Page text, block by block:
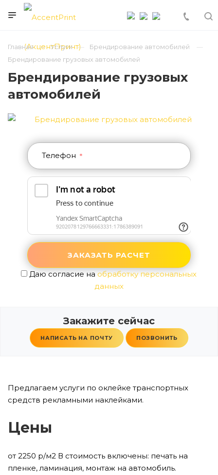
Главная Услуги
Брендирование автомобилей
Брендирование грузовых автомобилей
Брендирование грузовых
автомобилей
Телефон *
Даю согласие на обработку персональных
данных
Закажите сейчас
НАПИСАТЬ НА ПОЧТУ ПОЗВОНИТЬ
Предлагаем услуги по оклейке транспортных
средств рекламными наклейками.
Цены
от 2250 р/м2 В стоимость включены: печать на
пленке, ламинация, монтаж на автомобиль.